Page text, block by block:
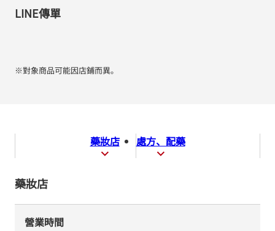
LINE傳單
※對象商品可能因店鋪而異。
藥妝店 處方、配藥
藥妝店
營業時間